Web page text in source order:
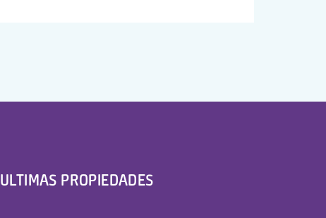
ULTIMAS PROPIEDADES